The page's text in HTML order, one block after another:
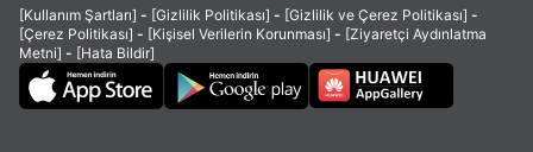
[Kullanım Şartları] - [Gizlilik Politikası] - [Gizlilik ve Çerez Politikası] -
[Çerez Politikası] - [Kişisel Verilerin Korunması] - [Ziyaretçi Aydınlatma
Metni] - [Hata Bildir]